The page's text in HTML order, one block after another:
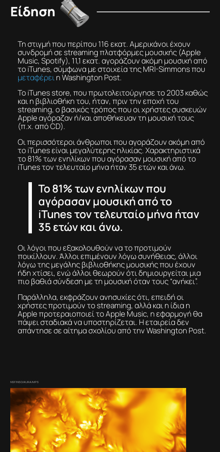
Είδηση
Τη στιγμή που περίπου 116 εκατ. Αμερικάνοι έχουν
συνδρομή σε streaming πλατφόρμες μουσικής (Apple
Music, Spotify), 11,1 εκατ. αγοράζουν ακόμη μουσική από
το iTunes, σύμφωνα με στοιχεία της MRI-Simmons που
μεταφέρειη Washington Post.
Το iTunes store, που πρωτολειτούργησε το 2003 καθώς
και η βιβλιοθήκη του, ήταν, πριν την εποχή του
streaming, ο βασικός τρόπος που οι χρήστες συσκευών
Apple αγόραζαν ή/και αποθήκευαν τη μουσική τους
(π.χ. από CD).
Οι περισσότεροι άνθρωποι που αγοράζουν ακόμη από
το iTunes είναι μεγαλύτερης ηλικίας. Χαρακτηριστικά
το 81% των ενηλίκων που αγόρασαν μουσική από το
iTunes τον τελευταίο μήνα ήταν 35 ετών και άνω.
Το 81% των ενηλίκων που
αγόρασαν μουσική από το
iTunes τον τελευταίο μήνα ήταν
35 ετών και άνω.
Οι λόγοι που εξακολουθούν να το προτιμούν
ποικίλλουν. Άλλοι επιμένουν λόγω συνήθειας, άλλοι
λόγω της μεγάλης βιβλιοθήκης μουσικής που έχουν
ήδη χτίσει, ενώ άλλοι θεωρούν ότι δημιουργείται μια
πιο βαθιά σύνδεση με τη μουσική όταν τους “ανήκει”.
Παράλληλα, εκφράζουν ανησυχίες ότι, επειδή οι
χρήστες προτιμούν το streaming, αλλά και η ίδια η
Apple προτεραιοποιεί το Apple Music, η εφαρμογή θα
πάψει σταδιακά να υποστηρίζεται. Η εταιρεία δεν
απάντησε σε αίτημα σχολίου από την Washington Post.
NSF/NSO/AURA/MPS